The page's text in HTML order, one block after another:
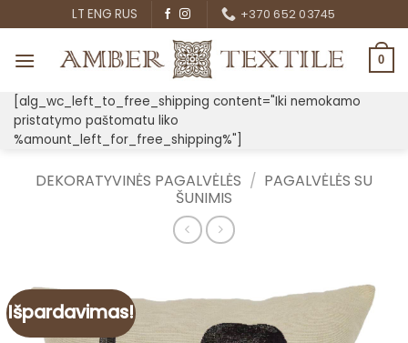
to
content
LT ENG RUS +370 652 03745
0
[alg_wc_left_to_free_shipping content="Iki nemokamo
pristatymo paštomatu liko
%amount_left_for_free_shipping%"]
DEKORATYVINĖS PAGALVĖLĖS / PAGALVĖLĖS SU
ŠUNIMIS
Išpardavimas!